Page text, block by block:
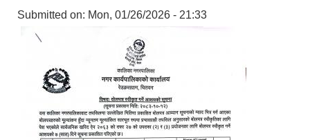
Submitted on: Mon, 01/26/2026 - 21:33